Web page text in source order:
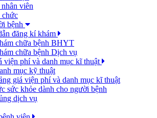
viên
chức
bệnh
đăng kí khám
chữa bệnh BHYT
chữa bệnh Dịch vụ
viện phí và danh mục kĩ thuật
mục kỹ thuật
giá viện phí và danh mục kĩ thuật
sức khỏe dành cho người bệnh
dịch vụ